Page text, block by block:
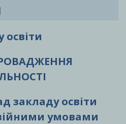
освіти
закладу освіти
умовами